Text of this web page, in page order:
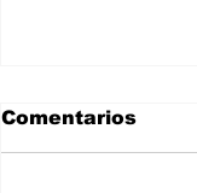
Comentarios